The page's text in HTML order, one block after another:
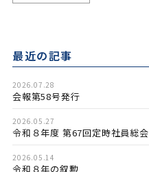
最近の記事
2026.07.28
会報第58号発行
2026.05.27
令和８年度 第67回定時社員総会
2026.05.14
令和８年の叙勲